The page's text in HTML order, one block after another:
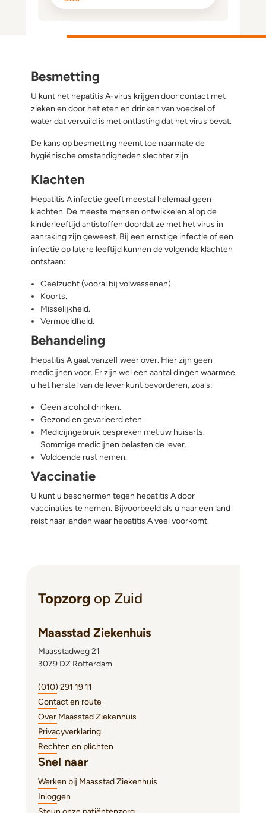
Besmetting
U kunt het hepatitis A-virus krijgen door contact met
zieken en door het eten en drinken van voedsel of
water dat vervuild is met ontlasting dat het virus bevat.
De kans op besmetting neemt toe naarmate de
hygiënische omstandigheden slechter zijn.
Klachten
Hepatitis A infectie geeft meestal helemaal geen
klachten. De meeste mensen ontwikkelen al op de
kinderleeftijd antistoffen doordat ze met het virus in
aanraking zijn geweest. Bij een ernstige infectie of een
infectie op latere leeftijd kunnen de volgende klachten
ontstaan:
Geelzucht (vooral bij volwassenen).
Koorts.
Misselijkheid.
Vermoeidheid.
Behandeling
Hepatitis A gaat vanzelf weer over. Hier zijn geen
medicijnen voor. Er zijn wel een aantal dingen waarmee
u het herstel van de lever kunt bevorderen, zoals:
Geen alcohol drinken.
Gezond en gevarieerd eten.
Medicijngebruik bespreken met uw huisarts.
Sommige medicijnen belasten de lever.
Voldoende rust nemen.
Vaccinatie
U kunt u beschermen tegen hepatitis A door
vaccinaties te nemen. Bijvoorbeeld als u naar een land
reist naar landen waar hepatitis A veel voorkomt.
Topzorg op Zuid
Maasstad Ziekenhuis
Maasstadweg 21
3079 DZ Rotterdam
(010) 291 19 11
Contact en route
Over Maasstad Ziekenhuis
Privacyverklaring
Rechten en plichten
Snel naar
Werken bij Maasstad Ziekenhuis
Inloggen